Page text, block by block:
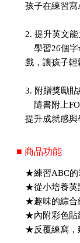
孩子在練習寫
2. 提升英文能
學習26個字
戲，讓孩子輕
3. 附贈獎勵貼
隨書附上
提升成就感與
■ 商品功能
★練習ABC的
★從小培養英
★趣味的綜合
★內附彩色貼
★反覆練寫，